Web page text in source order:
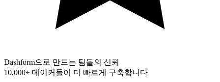
Dashform으로 만드는 팀들의 신뢰
10,000+ 메이커들이 더 빠르게 구축합니다